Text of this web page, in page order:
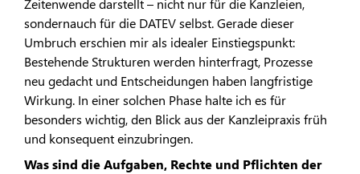
Zeitenwende darstellt – nicht nur für die Kanzleien,
sondernauch für die DATEV selbst. Gerade dieser
Umbruch erschien mir als idealer Einstiegspunkt:
Bestehende Strukturen werden hinterfragt, Prozesse
neu gedacht und Entscheidungen haben langfristige
Wirkung. In einer solchen Phase halte ich es für
besonders wichtig, den Blick aus der Kanzleipraxis früh
und konsequent einzubringen.
Was sind die Aufgaben, Rechte und Pflichten der